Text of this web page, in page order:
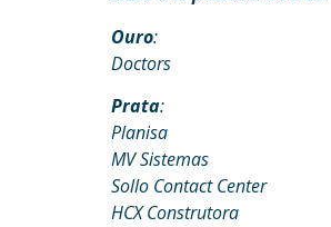
Ouro:
Doctors
Prata:
Planisa
MV Sistemas
Sollo Contact Center
HCX Construtora